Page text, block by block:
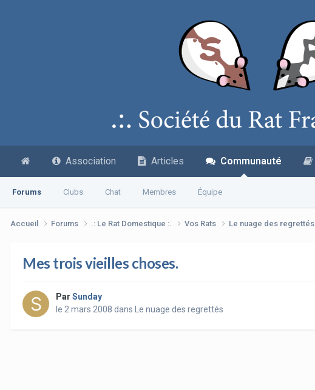
Association Articles Communauté
Forums Clubs Chat Membres Équipe
Accueil Forums .: Le Rat Domestique :. Vos Rats Le nuage des regrettés
Mes trois vieilles choses.
Par Sunday
le 2 mars 2008 dans Le nuage des regrettés